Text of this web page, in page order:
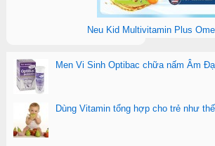
Neu Kid Multivitamin Plus
Men Vi Sinh Optibac chữa nấm Âm
Dùng Vitamin tổng hợp cho trẻ như